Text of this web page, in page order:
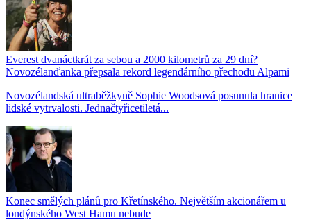
Everest dvanáctkrát za sebou a 2000 kilometrů za 29 dní?
Novozélanďanka přepsala rekord legendárního přechodu Alpami
Novozélandská ultraběžkyně Sophie Woodsová posunula hranice
lidské vytrvalosti. Jednačtyřicetiletá...
Konec smělých plánů pro Křetínského. Největším akcionářem u
londýnského West Hamu nebude